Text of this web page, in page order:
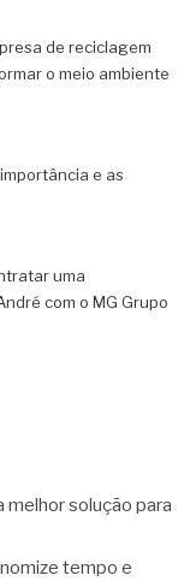
de reciclagem
o meio ambiente
e as
uma
com o MG Grupo
melhor solução para
tempo e